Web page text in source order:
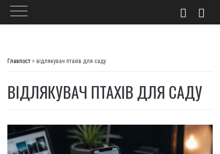
Главпост > відлякувач птахів для саду
ВІДЛЯКУВАЧ ПТАХІВ ДЛЯ САДУ